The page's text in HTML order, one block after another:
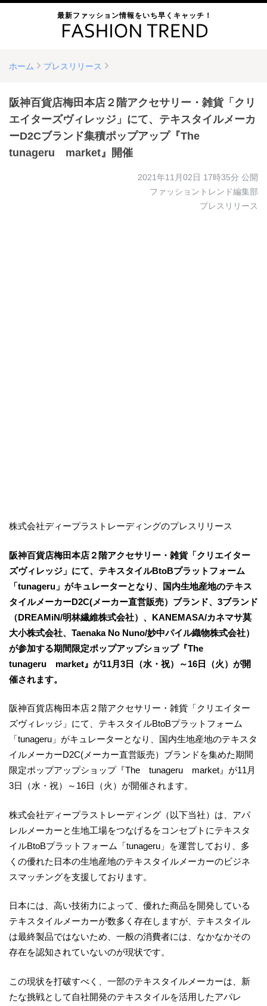
最新ファッション情報をいち早くキャッチ！
ホーム プレスリリース
阪神百貨店梅田本店２階アクセサリー・雑貨「クリ
エイターズヴィレッジ」にて、テキスタイルメーカ
ーD2Cブランド集積ポップアップ『The
tunageru market』開催
2021年11月02日 17時35分 公開
ファッショントレンド編集部
プレスリリース
株式会社ディープラストレーディングのプレスリリース
阪神百貨店梅田本店２階アクセサリー・雑貨「クリエイター
ズヴィレッジ」にて、テキスタイルBtoBプラットフォーム
「tunageru」がキュレーターとなり、国内生地産地のテキス
タイルメーカーD2C(メーカー直営販売）ブランド、3ブランド
（DREAMiN/明林繊維株式会社）、KANEMASA/カネマサ莫
大小株式会社、Taenaka No Nuno/妙中パイル織物株式会社）
が参加する期間限定ポップアップショップ『The
tunageru market』が11月3日（水・祝）～16日（火）が開
催されます。
阪神百貨店梅田本店２階アクセサリー・雑貨「クリエイター
ズヴィレッジ」にて、テキスタイルBtoBプラットフォーム
「tunageru」がキュレーターとなり、国内生地産地のテキスタ
イルメーカーD2C(メーカー直営販売）ブランドを集めた期間
限定ポップアップショップ『The tunageru market』が11月
3日（水・祝）～16日（火）が開催されます。
株式会社ディープラストレーディング（以下当社）は、アパ
レルメーカーと生地工場をつなげるをコンセプトにテキスタ
イルBtoBプラットフォーム「tunageru」を運営しており、多
くの優れた日本の生地産地のテキスタイルメーカーのビジネ
スマッチングを支援しております。
日本には、高い技術力によって、優れた商品を開発している
テキスタイルメーカーが数多く存在しますが、テキスタイル
は最終製品ではないため、一般の消費者には、なかなかその
存在を認知されていないのが現状です。
この現状を打破すべく、一部のテキスタイルメーカーは、新
たな挑戦として自社開発のテキスタイルを活用したアパレ